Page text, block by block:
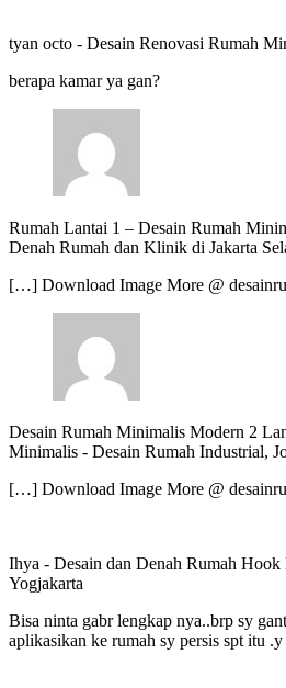
tyan octo - Desain Renovasi Rumah
berapa kamar ya gan?
Rumah Lantai 1 – Desain Rumah
Denah Rumah dan Klinik di Jakarta
[…] Download Image More @
Desain Rumah Minimalis Modern 2
Minimalis - Desain Rumah Industrial,
[…] Download Image More @
Ihya - Desain dan Denah Rumah
Yogjakarta
Bisa ninta gabr lengkap nya..brp sy
aplikasikan ke rumah sy persis spt itu